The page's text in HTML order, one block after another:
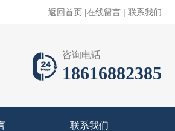
返回首页 |在线留言 | 联系我们
咨询电话
18616882385
联系我们